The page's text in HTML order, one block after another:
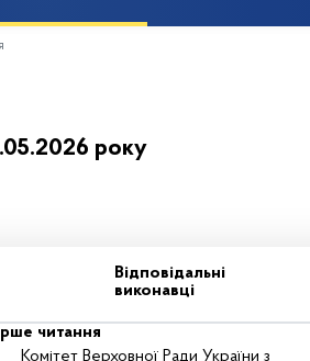
року
Відповідальні
виконавці
читання
Комітет Верховної Ради України з